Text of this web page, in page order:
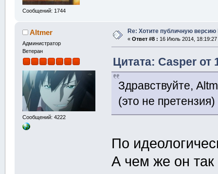
Сообщений: 1744
Altmer
Администратор
Ветеран
Сообщений: 4222
Re: Хотите публичную версию
« Ответ #8 : 16 Июль 2014, 18:19:27
Цитата: Casper
Здравствуйте,
(это не
По
А чем же он